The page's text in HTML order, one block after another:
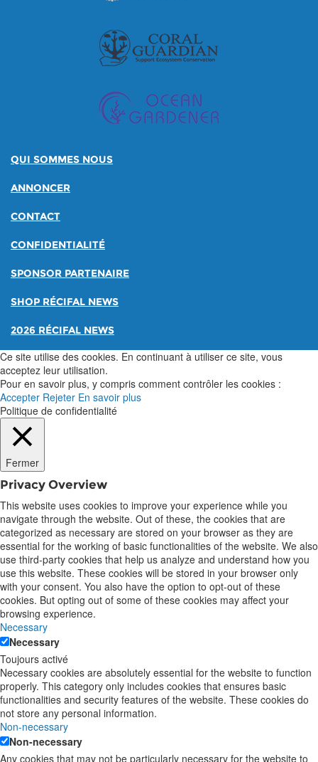
QUI SOMMES NOUS
ANNONCER
CONTACT
CONFIDENTIALITÉ
SPONSOR PARTENAIRE
SHOP RÉCIFAL NEWS
2026 RÉCIFAL NEWS
Ce site utilise des cookies. En continuant à utiliser ce site, vous
acceptez leur utilisation.
Pour en savoir plus, y compris comment contrôler les cookies :
Accepter Rejeter En savoir plus
Politique de confidentialité
Fermer
Privacy Overview
This website uses cookies to improve your experience while you
navigate through the website. Out of these, the cookies that are
categorized as necessary are stored on your browser as they are
essential for the working of basic functionalities of the website. We also
use third-party cookies that help us analyze and understand how you
use this website. These cookies will be stored in your browser only
with your consent. You also have the option to opt-out of these
cookies. But opting out of some of these cookies may affect your
browsing experience.
Necessary
Necessary
Toujours activé
Necessary cookies are absolutely essential for the website to function
properly. This category only includes cookies that ensures basic
functionalities and security features of the website. These cookies do
not store any personal information.
Non-necessary
Non-necessary
Any cookies that may not be particularly necessary for the website to